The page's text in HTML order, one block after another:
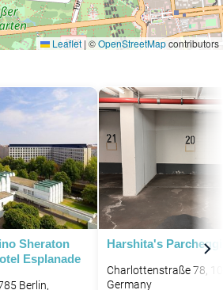
Leaflet | ©OpenStreetMapcontributors
Sheraton
Esplanade
Berlin,
Harshita's
Charlottenstraße 78,
Germany